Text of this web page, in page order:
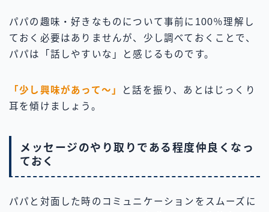
パパの趣味・好きなものについて事前に100％理解し
ておく必要はありませんが、少し調べておくことで、
パパは「話しやすいな」と感じるものです。
「少し興味があって〜」
と話を振り、あとはじっくり
耳を傾けましょう。
メッセージのやり取りである程度仲良くなっ
ておく
パパと対面した時のコミュニケーションをスムーズに